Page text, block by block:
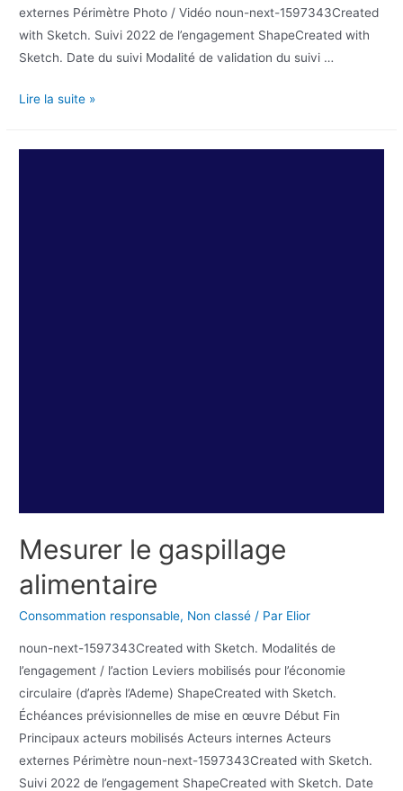
externes Périmètre Photo / Vidéo noun-next-1597343Created
with Sketch. Suivi 2022 de l’engagement ShapeCreated with
Sketch. Date du suivi Modalité de validation du suivi …
Lire la suite »
Mesurer le gaspillage
alimentaire
Consommation responsable, Non classé / Par Elior
noun-next-1597343Created with Sketch. Modalités de
l’engagement / l’action Leviers mobilisés pour l’économie
circulaire (d’après l’Ademe) ShapeCreated with Sketch.
Échéances prévisionnelles de mise en œuvre Début Fin
Principaux acteurs mobilisés Acteurs internes Acteurs
externes Périmètre noun-next-1597343Created with Sketch.
Suivi 2022 de l’engagement ShapeCreated with Sketch. Date